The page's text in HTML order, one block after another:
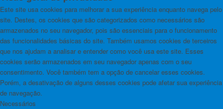
Este site usa cookies para melhorar a sua experiência enquanto navega pelo
site. Destes, os cookies que são categorizados como necessários são
armazenados no seu navegador, pois são essenciais para o funcionamento
das funcionalidades básicas do site. Também usamos cookies de terceiros
que nos ajudam a analisar e entender como você usa este site. Esses
cookies serão armazenados em seu navegador apenas com o seu
consentimento. Você também tem a opção de cancelar esses cookies.
Porém, a desativação de alguns desses cookies pode afetar sua experiência
de navegação.
Necessários